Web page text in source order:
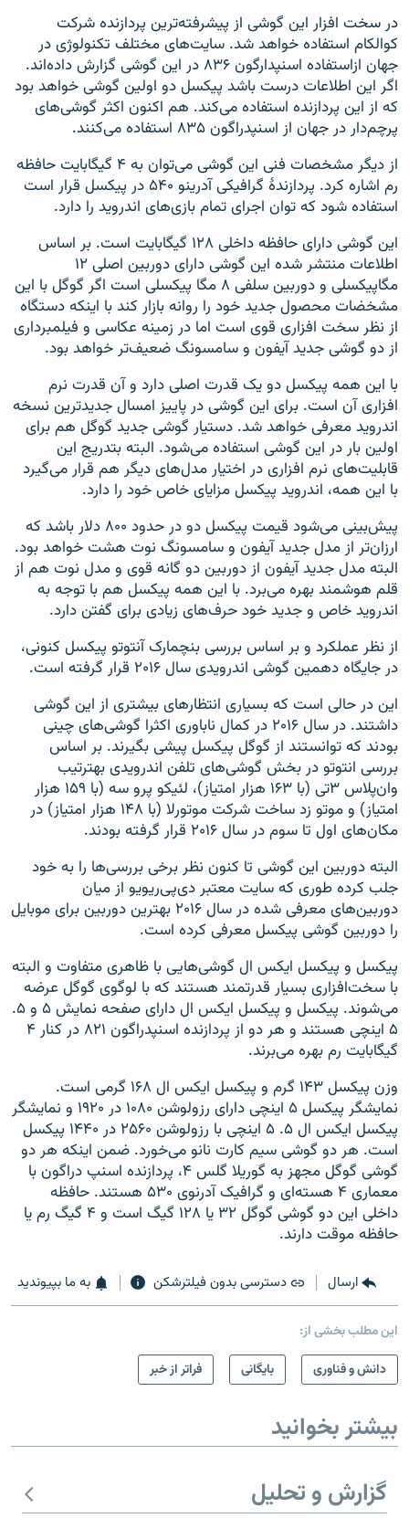
در سخت افزار این گوشی از پیشرفته‌ترین پردازنده شرکت
کوالکام استفاده خواهد شد. سایت‌های مختلف تکنولوژی در
جهان ازاستفاده اسنپدارگون ۸۳۶ در این گوشی گزارش داده‌اند.
اگر این اطلاعات درست باشد پیکسل دو اولین گوشی خواهد بود
که از این پردازنده استفاده می‌کند. هم اکنون اکثر گوشی‌های
پرچم‌دار در جهان از اسنپدراگون ۸۳۵ استفاده می‌کنند.
از دیگر مشخصات فنی این گوشی می‌توان به ۴ گیگابایت حافظه‌
رم اشاره کرد. پردازندهٔ گرافیکی آدرینو ۵۴۰ در پیکسل قرار است
استفاده شود که توان اجرای تمام بازی‌های اندروید را دارد.
این گوشی دارای حافظه داخلی ۱۲۸ گیگابایت است. بر اساس
اطلاعات منتشر شده این گوشی دارای دوربین اصلی ۱۲
مگاپیکسلی و دوربین سلفی ۸ مگا پیکسلی است اگر گوگل با این
مشخضات محصول جدید خود را روانه بازار کند با اینکه دستگاه
از نظر سخت افزاری قوی است اما در زمینه عکاسی و فیلمبرداری
از دو گوشی جدید آیفون و سامسونگ ضعیف‌تر خواهد بود.
با این همه پیکسل دو یک قدرت اصلی دارد و آن قدرت نرم
افزاری آن است. برای این گوشی در پاییز امسال جدید‌ترین نسخه
اندروید معرفی خواهد شد. دستیار گوشی جدید گوگل هم برای
اولین بار در این گوشی استفاده می‌شود. البته بتدریج این
قابلیت‌های نرم افزاری در اختیار مدل‌های دیگر هم قرار می‌گیرد
با این همه، اندروید پیکسل مزایای خاص خود را دارد.
پیش‌بینی می‌شود قیمت پیکسل دو در حدود ۸۰۰ دلار باشد که
ارزان‌تر از مدل جدید آیفون و سامسونگ نوت هشت خواهد بود.
البته مدل جدید آیفون از دوربین دو گانه قوی و مدل نوت هم از
قلم هوشمند بهره می‌برد. با این همه پیکسل هم با توجه به
اندروید خاص و جدید خود حرف‌های زیادی برای گفتن دارد.
از نظر عملکرد و بر اساس بررسی بنچمارک آنتوتو پیکسل کنونی،
در جایگاه دهمین گوشی اندرویدی سال ۲۰۱۶ قرار گرفته است.
این در حالی است که بسیاری انتظارهای بیشتری از این گوشی
داشتند. در سال ۲۰۱۶ در کمال نا‌باوری اکثرا گوشی‌های چینی
بودند که توانستند از گوگل پیکسل پیشی بگیرند. بر اساس
بررسی انتوتو در بخش گوشی‌های تلفن اندرویدی بهترتیب
وان‌پلاس ۳تی (با ۱۶۳ هزار امتیاز)، لئیکو پرو سه (با ۱۵۹ هزار
امتیاز) و موتو زد ساخت شرکت موتورلا (با ۱۴۸ هزار امتیاز) در
مکان‌های اول تا سوم در سال ۲۰۱۶ قرار گرفته بودند.
البته دوربین این گوشی تا کنون نظر برخی بررسی‌ها را به خود
جلب کرده طوری که سایت معتبر دی‌پی‌ریویو از میان
دوربین‌های معرفی شده در سال ۲۰۱۶ بهترین دوربین برای موبایل
را دوربین گوشی پیکسل معرفی کرده است.
پیکسل و پیکسل ایکس ال گوشی‌هایی با ظاهری متفاوت و البته
با سخت‌افزاری بسیار قدرتمند هستند که با لوگوی گوگل عرضه
می‌شوند. پیکسل و پیکسل ایکس ال دارای صفحه نمایش ۵ و ۵.
۵ اینچی هستند و هر دو از پردازنده اسنپدراگون ۸۲۱ در کنار ۴
گیگابایت رم بهره می‌برند.
وزن پیکسل ۱۴۳ گرم و پیکسل ایکس ال ۱۶۸ گرمی است.
نمایشگر پیکسل ۵ اینچی دارای رزولوشن ۱۰۸۰ در ۱۹۲۰ و نمایشگر
پیکسل ایکس ال ۵. ۵ اینچی با رزولوشن ۲۵۶۰ در ۱۴۴۰ پیکسل
است. هر دو گوشی سیم کارت نانو می‌خورد. ضمن اینکه هر دو
گوشی گوگل مجهز به گوریلا گلس ۴، پردازنده اسنپ دراگون با
معماری ۴ هسته‌ای و گرافیک آدرنوی ۵۳۰ هستند. حافظه
داخلی این دو گوشی گوگل ۳۲ یا ۱۲۸ گیگ است و ۴ گیگ رم یا
حافظه موقت دارند.
ارسال دسترسی بدون فیلترشکن به ما بپیوندید
این مطلب بخشی از:
دانش و فناوری
بایگانی فراتر از خبر
بیشتر بخوانید
گزارش و تحلیل